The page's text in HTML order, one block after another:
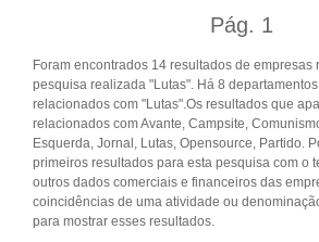
Pág. 1
Foram encontrados 14 resultados de empresas
pesquisa realizada "Lutas". Há 8
relacionados com "Lutas".Os resultados que
relacionados com Avante, Campsite,
Esquerda, Jornal, Lutas, Opensource, Partido.
primeiros resultados para esta pesquisa com o
outros dados comerciais e financeiros das
coincidências de uma atividade ou
para mostrar esses resultados.